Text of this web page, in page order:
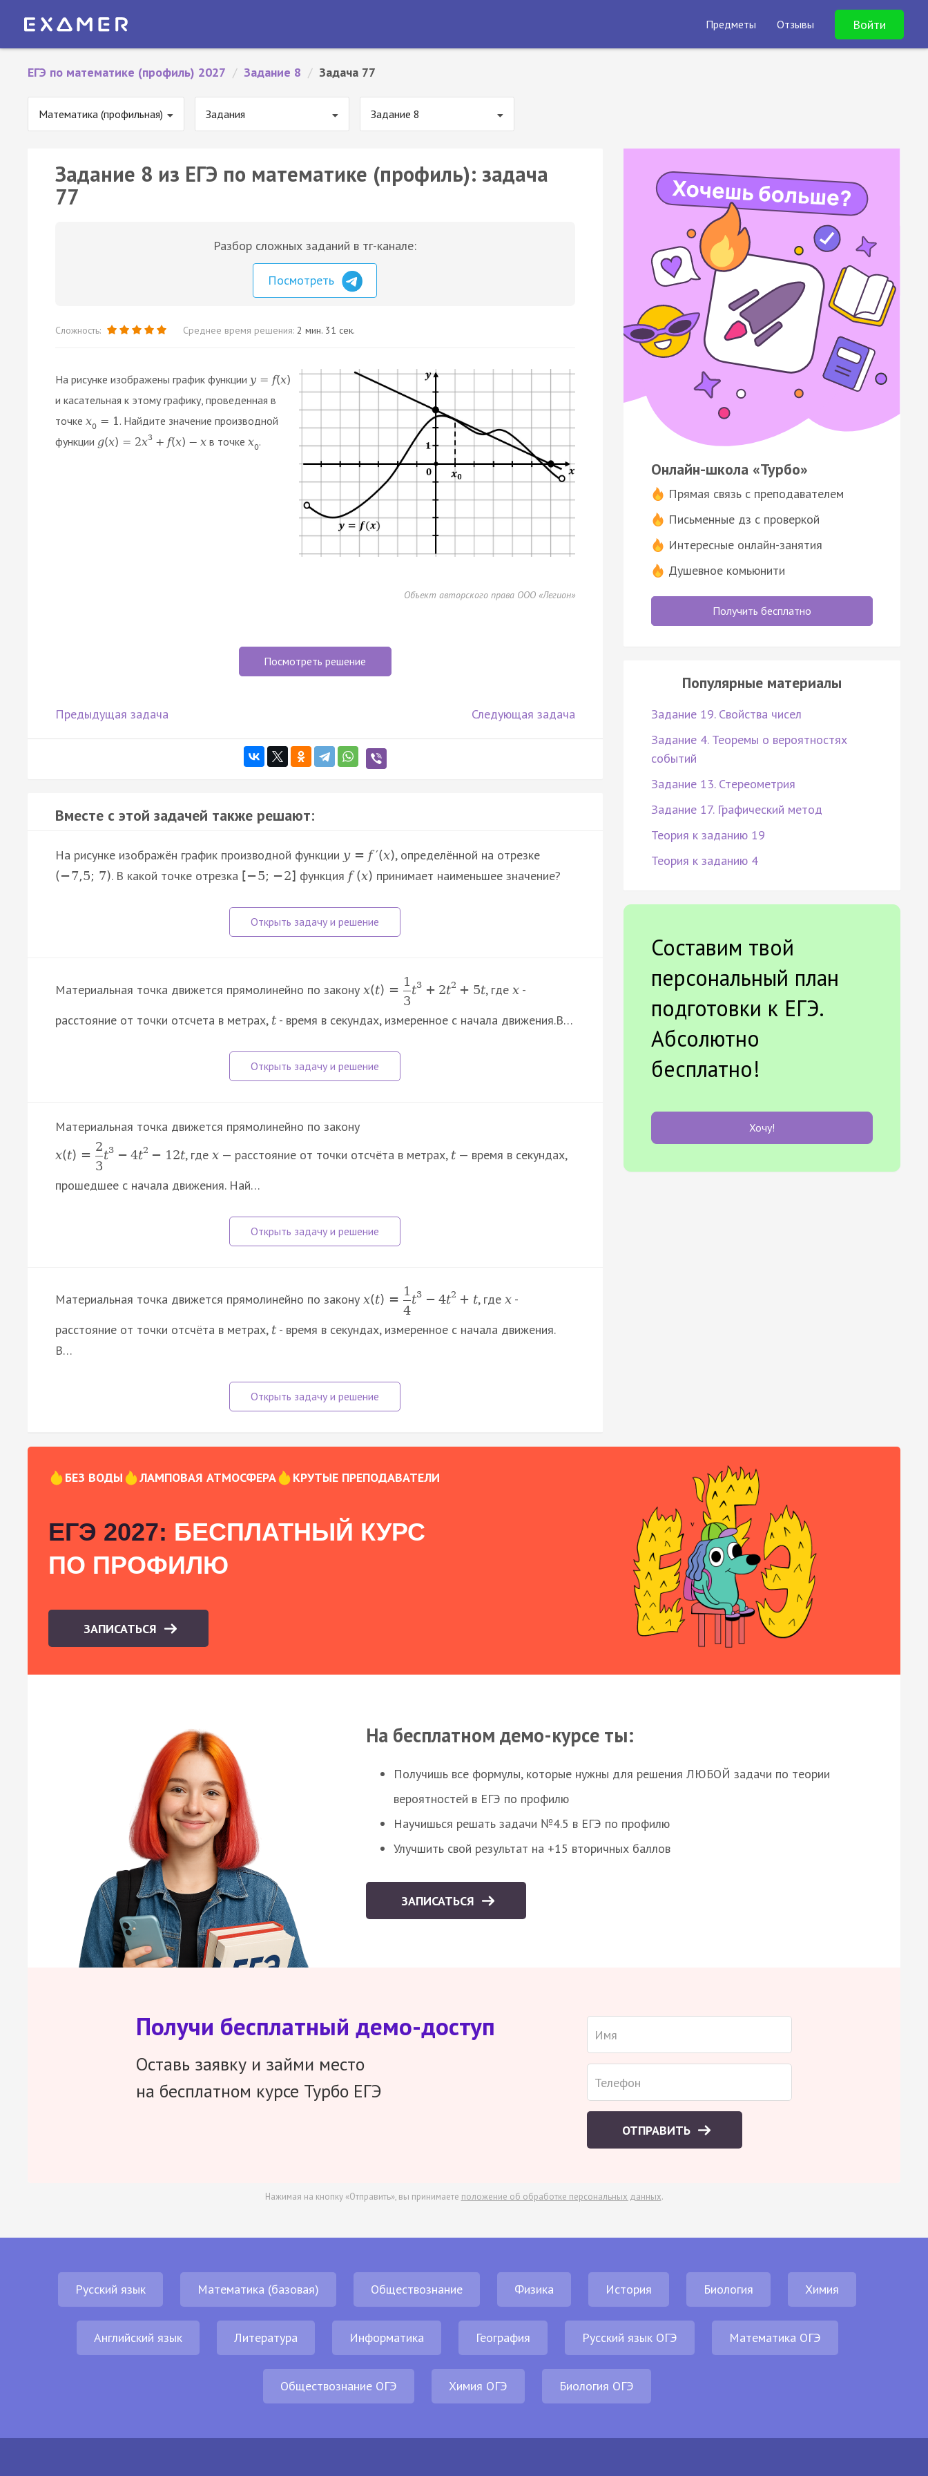
Предметы Отзывы Войти
ЕГЭ по математике (профиль) 2027 / Задание 8 / Задача 77
Математика (профильная) Задания Задание 8
Задание 8 из ЕГЭ по математике (профиль): задача
77
Разбор сложных заданий в тг-канале:
Посмотреть
Сложность: Среднее время решения: 2 мин. 31 сек.
На рисунке изображены график функции 𝑦 = 𝑓(𝑥)
и касательная к этому графику, проведенная в
точке 𝑥0 = 1 . Найдите значение производной
функции 𝑔(𝑥) = 2𝑥3 + 𝑓(𝑥) − 𝑥в точке 𝑥0.
Объект авторского права ООО «Легион»
Посмотреть решение
Предыдущая задача Следующая задача
Вместе с этой задачей также решают:
На рисунке изображён график производной функции y = f′(x), определённой на отрезке
(−7,5; 7). В какой точке отрезка [−5; −2] функция f (x) принимает наименьшее значение?
Материальная точка движется прямолинейно по закону x(t) =
1
3
t3 + 2t2 + 5t, где x-
расстояние от точки отсчета в метрах, t - время в секундах, измеренное с начала движения.В…
Материальная точка движется прямолинейно по закону
x(t) =
2
3
t3 − 4t2 − 12t, где x— расстояние от точки отсчёта в метрах, t— время в секундах,
прошедшее с начала движения. Най…
Материальная точка движется прямолинейно по закону x(t) =
1
4
t3 − 4t2 + t, где x-
расстояние от точки отсчёта в метрах, t - время в секундах, измеренное с начала движения.
В…
Онлайн-школа «Турбо»
Прямая связь с преподавателем
Письменные дз с проверкой
Интересные онлайн-занятия
Душевное комьюнити
Получить бесплатно
Популярные материалы
Задание 19. Свойства чисел
Задание 4. Теоремы о вероятностях
событий
Задание 13. Стереометрия
Задание 17. Графический метод
Теория к заданию 19
Теория к заданию 4
Составим твой
персональный план
подготовки к ЕГЭ.
Абсолютно
бесплатно!
Хочу!
БЕЗ ВОДЫ ЛАМПОВАЯ АТМОСФЕРА КРУТЫЕ ПРЕПОДАВАТЕЛИ
ЕГЭ 2027: БЕСПЛАТНЫЙ КУРС
ПО ПРОФИЛЮ
ЗАПИСАТЬСЯ
На бесплатном демо-курсе ты:
Получишь все формулы, которые нужны для решения ЛЮБОЙ задачи по теории
вероятностей в ЕГЭ по профилю
Научишься решать задачи №4.5 в ЕГЭ по профилю
Улучшить свой результат на +15 вторичных баллов
ЗАПИСАТЬСЯ
Получи бесплатный демо-доступ
Оставь заявку и займи место
на бесплатном курсе Турбо ЕГЭ
ОТПРАВИТЬ
Нажимая на кнопку «Отправить», вы принимаете положение об обработке персональных данных.
Русский язык Математика (базовая) Обществознание Физика История Биология Химия
Английский язык Литература Информатика География Русский язык ОГЭ Математика ОГЭ
Обществознание ОГЭ Химия ОГЭ Биология ОГЭ